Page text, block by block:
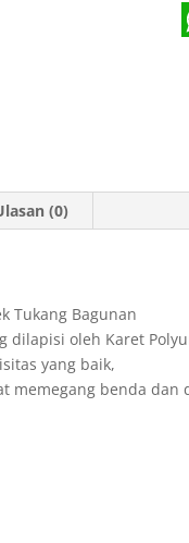
(0)
Tukang Bagunan
oleh Karet
yang baik,
benda